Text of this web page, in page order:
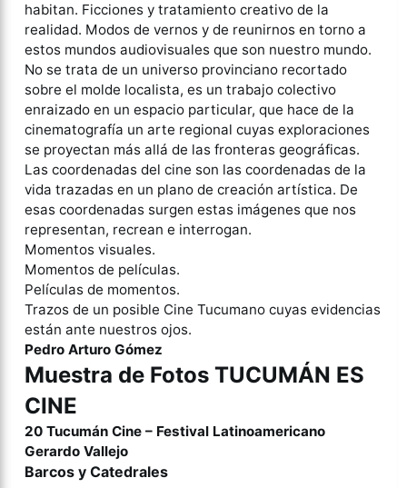
habitan. Ficciones y tratamiento creativo de la
realidad. Modos de vernos y de reunirnos en torno a
estos mundos audiovisuales que son nuestro mundo.
No se trata de un universo provinciano recortado
sobre el molde localista, es un trabajo colectivo
enraizado en un espacio particular, que hace de la
cinematografía un arte regional cuyas exploraciones
se proyectan más allá de las fronteras geográficas.
Las coordenadas del cine son las coordenadas de la
vida trazadas en un plano de creación artística. De
esas coordenadas surgen estas imágenes que nos
representan, recrean e interrogan.
Momentos visuales.
Momentos de películas.
Películas de momentos.
Trazos de un posible Cine Tucumano cuyas evidencias
están ante nuestros ojos.
Pedro Arturo Gómez
Muestra de Fotos TUCUMÁN ES
CINE
20 Tucumán Cine – Festival Latinoamericano
Gerardo Vallejo
Barcos y Catedrales